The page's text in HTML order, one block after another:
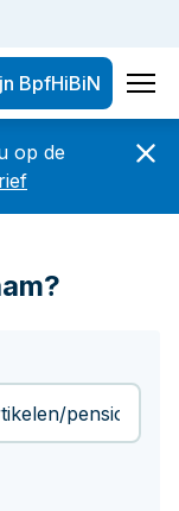
BpfHiBiN
pensioenregeling
in werk of privé
in uw
(WTP)
op de